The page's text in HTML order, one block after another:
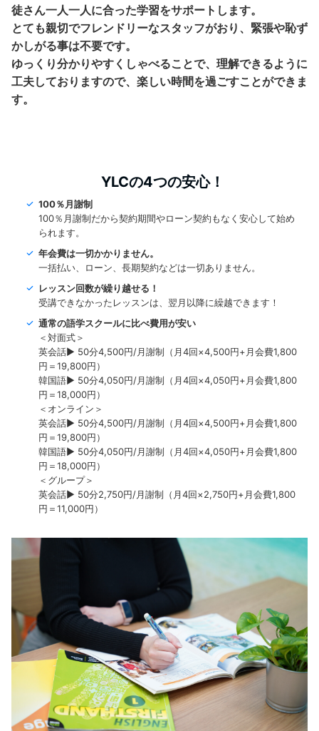
徒さん一人一人に合った学習をサポートします。
とても親切でフレンドリーなスタッフがおり、 緊張や恥ず
かしがる事は不要です。
ゆっくり分かりやすくしゃべることで、理解できるように
工夫しておりますので、楽しい時間を過ごすことができま
す。
YLCの4つの安心！
100％月謝制
100％月謝制だから契約期間やローン契約もなく安心して始め
られます。
年会費は一切かかりません。
一括払い、ローン、長期契約などは一切ありません。
レッスン回数が繰り越せる！
受講できなかったレッスンは、翌月以降に繰越できます！
通常の語学スクールに比べ費用が安い
＜対面式＞
英会話▶︎ 50分4,500円/月謝制（月4回×4,500円+月会費1,800
円＝19,800円）
韓国語▶︎ 50分4,050円/月謝制（月4回×4,050円+月会費1,800
円＝18,000円）
＜オンライン＞
英会話▶︎ 50分4,500円/月謝制（月4回×4,500円+月会費1,800
円＝19,800円）
韓国語▶︎ 50分4,050円/月謝制（月4回×4,050円+月会費1,800
円＝18,000円）
＜グループ＞
英会話▶︎ 50分2,750円/月謝制（月4回×2,750円+月会費1,800
円＝11,000円）